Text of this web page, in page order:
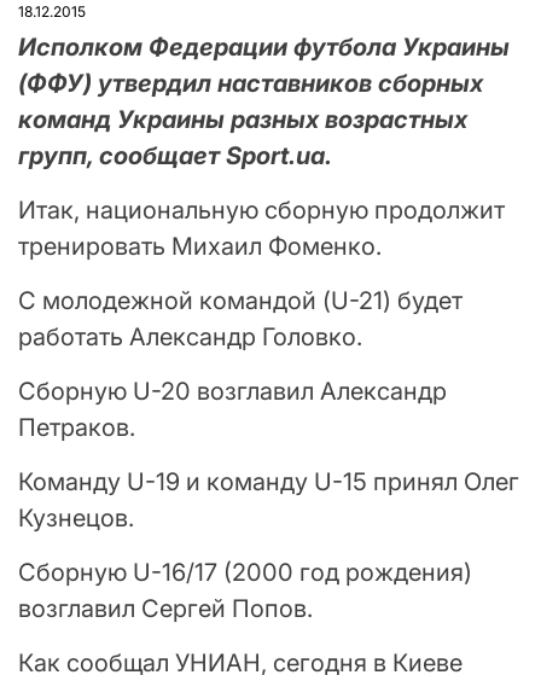
18.12.2015
Исполком Федерации футбола Украины
(ФФУ) утвердил наставников сборных
команд Украины разных возрастных
групп, сообщает Sport.ua.
Итак, национальную сборную продолжит
тренировать Михаил Фоменко.
С молодежной командой (U-21) будет
работать Александр Головко.
Сборную U-20 возглавил Александр
Петраков.
Команду U-19 и команду U-15 принял Олег
Кузнецов.
Сборную U-16/17 (2000 год рождения)
возглавил Сергей Попов.
Как сообщал УНИАН, сегодня в Киеве